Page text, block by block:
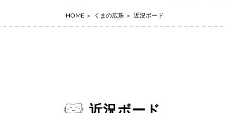
HOME くまの広珠 近況ボード